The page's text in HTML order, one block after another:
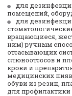
для
помещений,
для
вращающиеся,
ним) ручным
отсасывающих
слюноотсосов и
крови и
медицинских
обуви из резин,
для